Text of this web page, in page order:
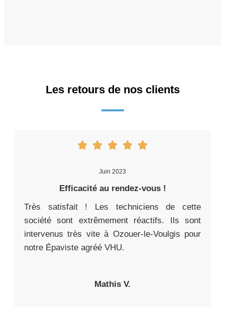
Les retours de nos clients
Juin 2023
Efficacité au rendez-vous !
Très satisfait ! Les techniciens de cette
société sont extrêmement réactifs. Ils sont
intervenus très vite à Ozouer-le-Voulgis pour
notre Épaviste agréé VHU.
Mathis V.